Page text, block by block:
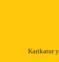
Karikatur